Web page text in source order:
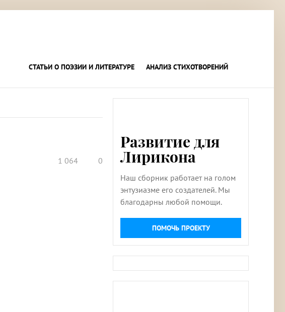
СТАТЬИ О ПОЭЗИИ И ЛИТЕРАТУРЕ АНАЛИЗ СТИХОТВОРЕНИЙ
1 064 0
Развитие для
Лирикона
Наш сборник работает на голом
энтузиазме его создателей. Мы
благодарны любой помощи.
ПОМОЧЬ ПРОЕКТУ